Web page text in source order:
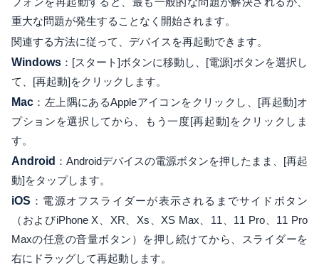
重大な問題が発生することなく開始されます。
関連する方法に従って、デバイスを再起動できます。
Windows ：[スタート]ボタンに移動し、[電源]ボタンを選択し
て、[再起動]をクリックします。
Mac ：左上隅にあるAppleアイコンをクリックし、[再起動]オ
プションを選択してから、もう一度[再起動]をクリックしま
す。
Android ：Androidデバイスの電源ボタンを押したまま、[再起
動]をタップします。
iOS ：電源オフスライダーが表示されるまでサイドボタン
（およびiPhone X、XR、Xs、XS Max、11、11 Pro、11 Pro
Maxの任意の音量ボタン）を押し続けてから、スライダーを
右にドラッグして再起動します。